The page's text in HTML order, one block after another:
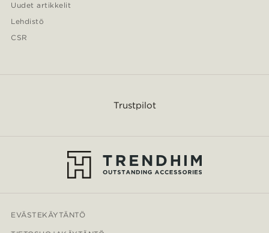
Uudet artikkelit
Lehdistö
CSR
Trustpilot
EVÄSTEKÄYTÄNTÖ